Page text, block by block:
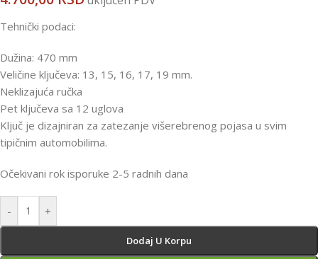
Tehnički podaci:
Dužina: 470 mm
Veličine ključeva: 13, 15, 16, 17, 19 mm.
Neklizajuća ručka
Pet ključeva sa 12 uglova
Ključ je dizajniran za zatezanje višerebrenog pojasa u svim
tipičnim automobilima.
Očekivani rok isporuke 2-5 radnih dana
- +
Dodaj U Korpu